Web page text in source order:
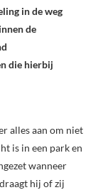
in de weg
de
die hierbij
alles aan om niet
is in een park en
wanneer
hij of zij